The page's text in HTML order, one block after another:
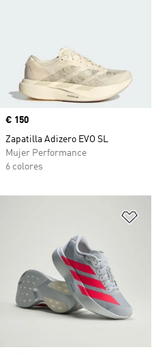
Precio
€ 150
Zapatilla Adizero EVO SL
Mujer Performance
6 colores